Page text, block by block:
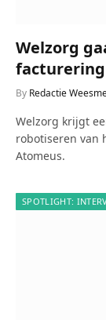
Welzorg
facturering
By Redactie
Welzorg krijgt
robotiseren van
Atomeus.
SPOTLIGHT: